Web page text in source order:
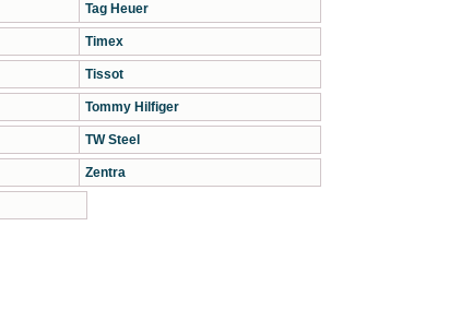
Tag Heuer
Timex
Tissot
Tommy Hilfiger
TW Steel
Zentra